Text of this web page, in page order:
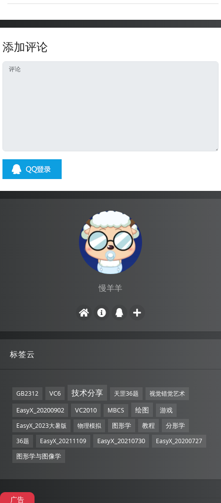
添加评论
慢羊羊
标签云
GB2312 VC6 技术分享 天罡36题 视觉错觉艺术
EasyX_20200902 VC2010 MBCS 绘图 游戏
EasyX_2023大暑版 物理模拟 图形学 教程 分形学
36题 EasyX_20211109 EasyX_20210730 EasyX_20200727
图形学与图像学
广告